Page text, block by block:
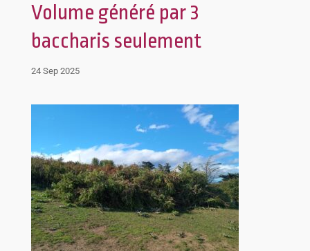
Volume généré par 3
baccharis seulement
24 Sep 2025